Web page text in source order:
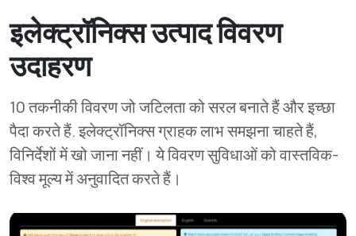
इलेक्ट्रॉनिक्स उत्पाद विवरण
उदाहरण
10 तकनीकी विवरण जो जटिलता को सरल बनाते हैं और इच्छा
पैदा करते हैं. इलेक्ट्रॉनिक्स ग्राहक लाभ समझना चाहते हैं,
विनिर्देशों में खो जाना नहीं। ये विवरण सुविधाओं को वास्तविक-
विश्व मूल्य में अनुवादित करते हैं।